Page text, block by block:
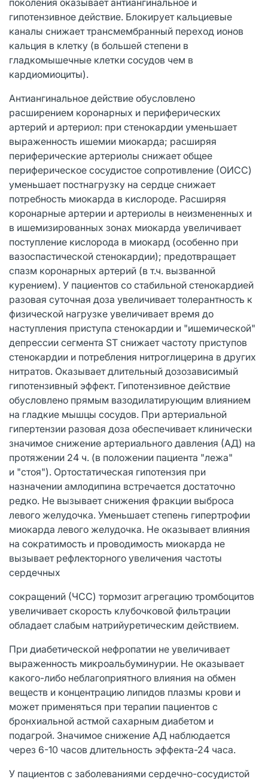
гипотензивное действие. Блокирует кальциевые
каналы снижает трансмембранный переход ионов
кальция в клетку (в большей степени в
гладкомышечные клетки сосудов чем в
кардиомиоциты).
Антиангинальное действие обусловлено
расширением коронарных и периферических
артерий и артериол: при стенокардии уменьшает
выраженность ишемии миокарда; расширяя
периферические артериолы снижает общее
периферическое сосудистое сопротивление (ОИСС)
уменьшает постнагрузку на сердце снижает
потребность миокарда в кислороде. Расширяя
коронарные артерии и артериолы в неизмененных и
в ишемизированных зонах миокарда увеличивает
поступление кислорода в миокард (особенно при
вазоспастической стенокардии); предотвращает
спазм коронарных артерий (в т.ч. вызванной
курением). У пациентов со стабильной стенокардией
разовая суточная доза увеличивает толерантность к
физической нагрузке увеличивает время до
наступления приступа стенокардии и "ишемической"
депрессии сегмента ST снижает частоту приступов
стенокардии и потребления нитроглицерина в других
нитратов. Оказывает длительный дозозависимый
гипотензивный эффект. Гипотензивное действие
обусловлено прямым вазодилатирующим влиянием
на гладкие мышцы сосудов. При артериальной
гипертензии разовая доза обеспечивает клинически
значимое снижение артериального давления (АД) на
протяжении 24 ч. (в положении пациента "лежа"
и "стоя"). Ортостатическая гипотензия при
назначении амлодипина встречается достаточно
редко. Не вызывает снижения фракции выброса
левого желудочка. Уменьшает степень гипертрофии
миокарда левого желудочка. Не оказывает влияния
на сократимость и проводимость миокарда не
вызывает рефлекторного увеличения частоты
сердечных
сокращений (ЧСС) тормозит агрегацию тромбоцитов
увеличивает скорость клубочковой фильтрации
обладает слабым натрийуретическим действием.
При диабетической нефропатии не увеличивает
выраженность микроальбуминурии. Не оказывает
какого-либо неблагоприятного влияния на обмен
веществ и концентрацию липидов плазмы крови и
может применяться при терапии пациентов с
бронхиальной астмой сахарным диабетом и
подагрой. Значимое снижение АД наблюдается
через 6-10 часов длительность эффекта-24 часа.
У пациентов с заболеваниями сердечно-сосудистой